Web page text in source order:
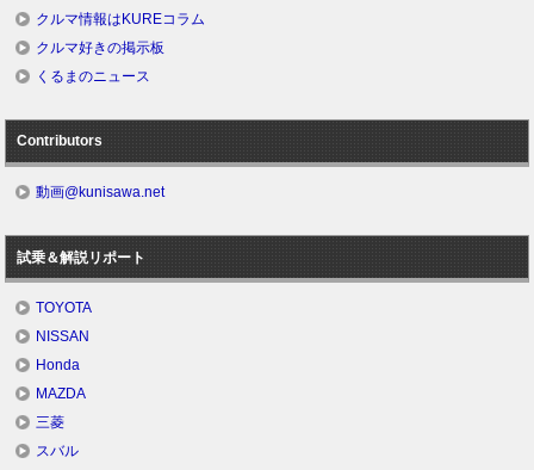
クルマ情報はKUREコラム
クルマ好きの掲示板
くるまのニュース
Contributors
動画@kunisawa.net
試乗＆解説リポート
TOYOTA
NISSAN
Honda
MAZDA
三菱
スバル